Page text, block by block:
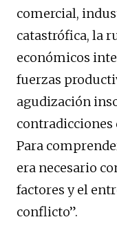
comercial,
catastrófica, la
económicos
fuerzas
agudización
contradicciones
Para
era necesario
factores y el
conflicto”.